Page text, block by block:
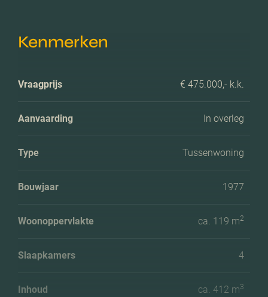
Kenmerken
Vraagprijs € 475.000,- k.k.
Aanvaarding In overleg
Type Tussenwoning
Bouwjaar 1977
Woonoppervlakte ca. 119 m2
Slaapkamers 4
Inhoud ca. 412 m3